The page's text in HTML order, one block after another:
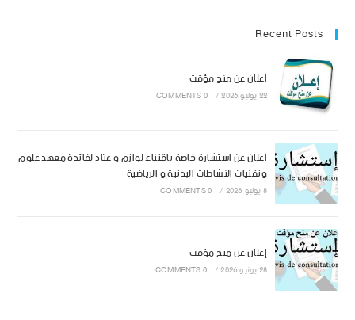
Recent Posts
اعلان عن منح مؤقت
22 يوليو 2026 /
0 COMMENTS
اعلان عن استشارة خاصة باقتناء لوازم و عتاد لفائدة معهد علوم
وتقنيات النشاطات البدنية و الرياضية
8 يوليو 2026 /
0 COMMENTS
إعلان عن منح مؤقت
28 يونيو 2026 /
0 COMMENTS